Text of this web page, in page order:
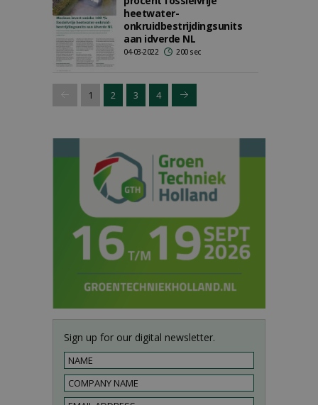
heetwater-
onkruidbestrijdingsunits
aan idverde NL
04-03-2022 200 sec
1 2 3 4
Sign up for our digital newsletter.